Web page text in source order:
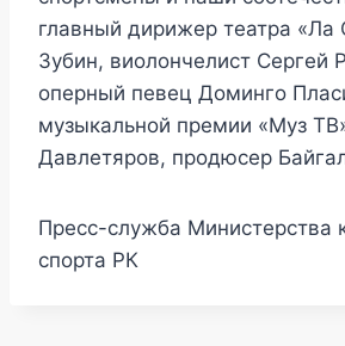
главный дирижер театра «Ла
Зубин, виолончелист Сергей
оперный певец Доминго
музыкальной премии «Муз
Давлетяров, продюсер
Пресс-служба Министерства
спорта РК